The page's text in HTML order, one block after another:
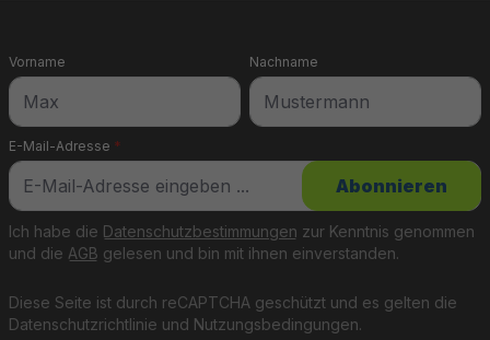
E-Mail-Adresse *
Vorname Nachname
Diese Seite ist durch reCAPTCHA geschützt und es gelten die
Datenschutzrichtlinie und Nutzungsbedingungen.
Ich habe die Datenschutzbestimmungen zur Kenntnis genommen
und die AGB gelesen und bin mit ihnen einverstanden.
Abonnieren